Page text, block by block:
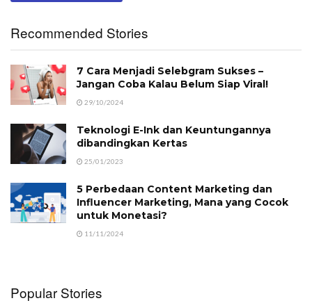
Recommended Stories
7 Cara Menjadi Selebgram Sukses –
Jangan Coba Kalau Belum Siap Viral!
29/10/2024
Teknologi E-Ink dan Keuntungannya
dibandingkan Kertas
25/01/2023
5 Perbedaan Content Marketing dan
Influencer Marketing, Mana yang Cocok
untuk Monetasi?
11/11/2024
Popular Stories